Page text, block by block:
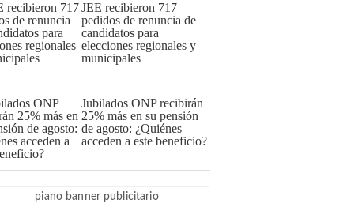
JEE recibieron 717
pedidos de renuncia de
candidatos para
elecciones regionales y
municipales
Jubilados ONP recibirán
25% más en su pensión
de agosto: ¿Quiénes
acceden a este beneficio?